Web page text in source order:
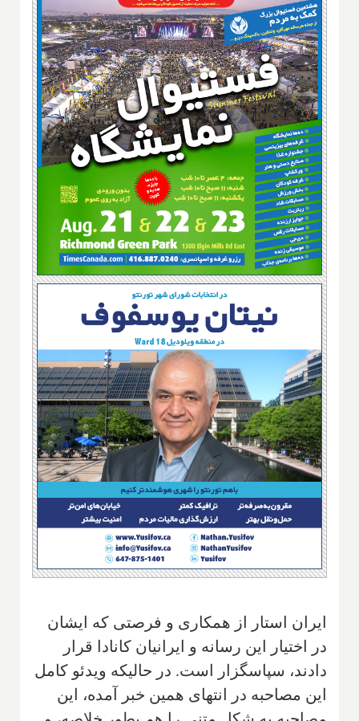
ایران استار از همکاری و فرصتی که ایشان
در اختیار این رسانه و ایرانیان کانادا قرار
دادند، سپاسگزار است. در حالیکه ویدئو کامل
این مصاحبه در انتهای همین خبر آمده، این